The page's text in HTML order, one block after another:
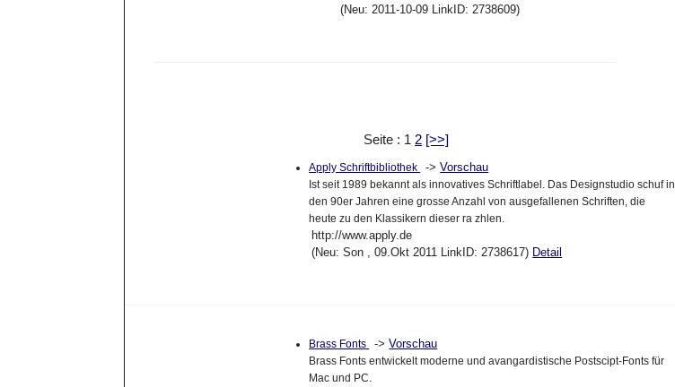
(Neu: 2011-10-09 LinkID: 2738609)
Seite : 1 2 [>>]
Apply Schriftbibliothek ->Vorschau
Ist seit 1989 bekannt als innovatives Schriftlabel. Das Designstudio schuf in
den 90er Jahren eine grosse Anzahl von ausgefallenen Schriften, die
heute zu den Klassikern dieser ra zhlen.
http://www.apply.de
(Neu: Son , 09.Okt 2011 LinkID: 2738617) Detail
Brass Fonts ->Vorschau
Brass Fonts entwickelt moderne und avangardistische Postscipt-Fonts für
Mac und PC.